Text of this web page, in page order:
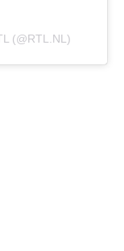
(@RTL.NL)